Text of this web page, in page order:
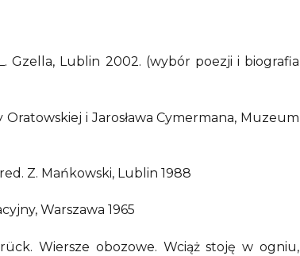
Gzella, Lublin 2002. (wybór poezji i biografia
i Jarosława Cymermana, Muzeum
Z. Mańkowski, Lublin 1988
Warszawa 1965
Wiersze obozowe. Wciąż stoję w ogniu,